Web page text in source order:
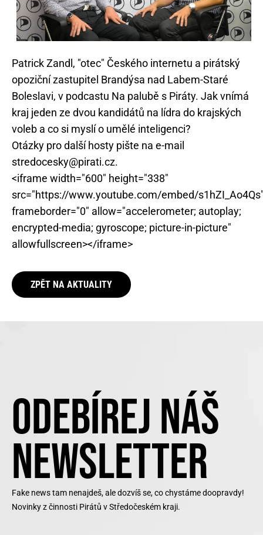
Patrick Zandl, "otec" Českého internetu a pirátský
opoziční zastupitel Brandýsa nad Labem-Staré
Boleslavi, v podcastu Na palubě s Piráty. Jak vnímá
kraj jeden ze dvou kandidátů na lídra do krajských
voleb a co si myslí o umělé inteligenci?
Otázky pro další hosty pište na e-mail
stredocesky@pirati.cz.
<iframe width="600" height="338"
src="https://www.youtube.com/embed/
frameborder="0" allow="accelerometer; autoplay;
encrypted-media; gyroscope; picture-in-picture"
allowfullscreen></iframe>
ZPĚT NA AKTUALITY
ODEBÍREJ NÁŠ
NEWSLETTER
Fake news tam nenajdeš, ale dozvíš se, co chystáme doopravdy!
Novinky z činnosti Pirátů v Středočeském kraji.